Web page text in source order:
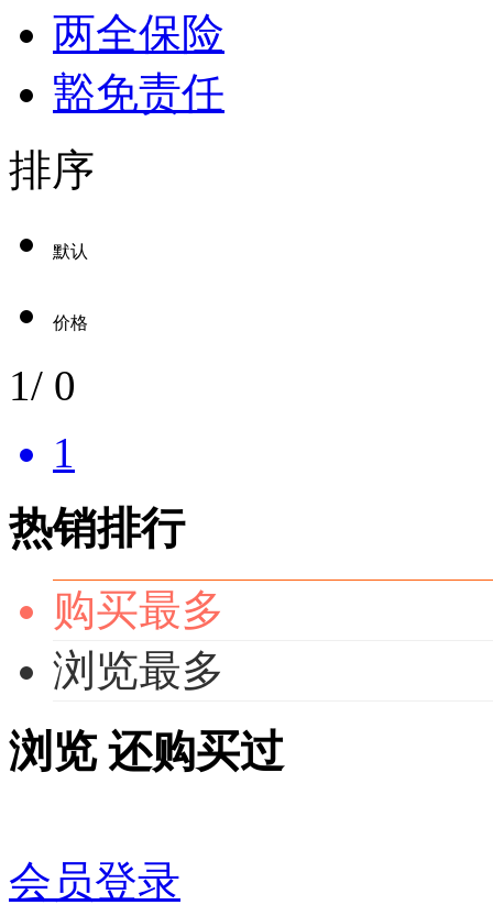
两全保险
豁免责任
排序
默认
价格
1/ 0
1
热销排行
购买最多
浏览最多
浏览 还购买过
会员登录